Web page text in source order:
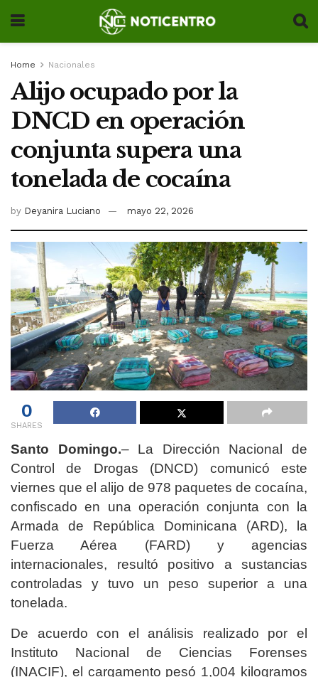
Home Nacionales
Alijo ocupado por la
DNCD en operación
conjunta supera una
tonelada de cocaína
by Deyanira Luciano mayo 22, 2026
0
SHARES
Santo Domingo.– La Dirección Nacional de
Control de Drogas (DNCD) comunicó este
viernes que el alijo de 978 paquetes de cocaína,
confiscado en una operación conjunta con la
Armada de República Dominicana (ARD), la
Fuerza Aérea (FARD) y agencias
internacionales, resultó positivo a sustancias
controladas y tuvo un peso superior a una
tonelada.
De acuerdo con el análisis realizado por el
Instituto Nacional de Ciencias Forenses
(INACIF), el cargamento pesó 1,004 kilogramos